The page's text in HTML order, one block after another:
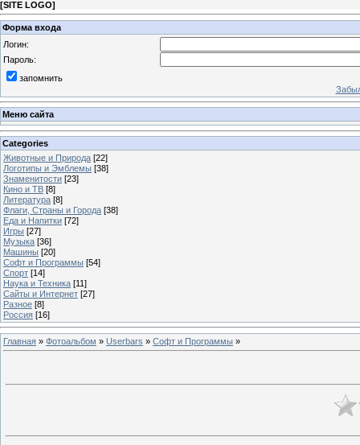
[SITE LOGO]
Форма входа
Логин:
Пароль:
запомнить
Меню сайта
Categories
Животные и Природа [22]
Логотипы и Эмблемы [38]
Знаменитости [23]
Кино и ТВ [8]
Литература [8]
Флаги, Страны и Города [38]
Еда и Напитки [72]
Игры [27]
Музыка [36]
Машины [20]
Софт и Программы [54]
Спорт [14]
Наука и Техника [11]
Сайты и Интернет [27]
Разное [8]
Россия [16]
Главная » Фотоальбом » Userbars » Софт и Программы »